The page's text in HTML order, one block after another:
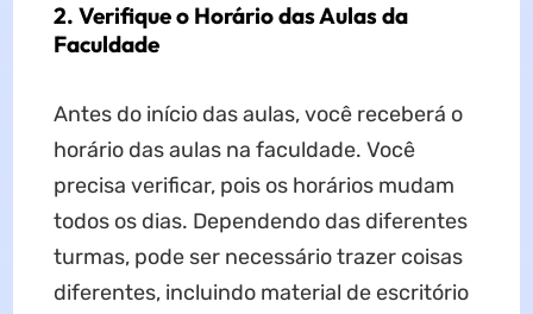
2. Verifique o Horário das Aulas da
Faculdade
Antes do início das aulas, você receberá o
horário das aulas na faculdade. Você
precisa verificar, pois os horários mudam
todos os dias. Dependendo das diferentes
turmas, pode ser necessário trazer coisas
diferentes, incluindo material de escritório